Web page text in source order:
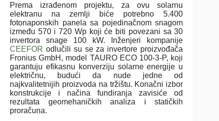
Prema izrađenom projektu, za ovu solarnu
elektranu na zemlji biće potrebno 5.400
fotonaponskih panela sa pojedinačnom snagom
između 570 i 720 Wp koji će biti povezani sa 30
invertora snage 100 kW. Inženjeri kompanije
CEEFOR odlučili su se za invertore proizvođača
Fronius GmbH, model TAURO ECO 100-3-P, koji
garantuju efikasnu konverziju solarne energije u
električnu, budući da nude jedne od
najkvalitetnijih proizvoda na tržištu. Konačni izbor
konstrukcije i načina fundiranja zavisiće od
rezultata geomehaničkih analiza i statičkih
proračuna.